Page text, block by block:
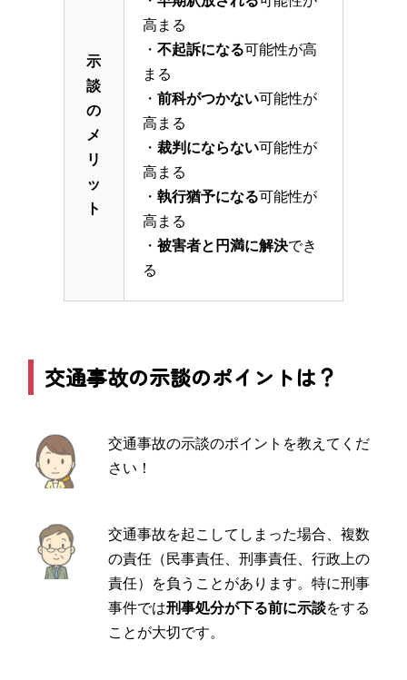
示
談
の
メ
リ
ッ
ト
高まる
・ 不起訴になる可能性が高
まる
・ 前科がつかない可能性が
高まる
・ 裁判にならない可能性が
高まる
・ 執行猶予になる可能性が
高まる
・ 被害者と円満に解決でき
る
交通事故の示談のポイントは？
交通事故の示談のポイントを教えてくだ
さい！
交通事故を起こしてしまった場合、複数
の責任（民事責任、刑事責任、行政上の
責任）を負うことがあります。特に刑事
事件では刑事処分が下る前に示談をする
ことが大切です。